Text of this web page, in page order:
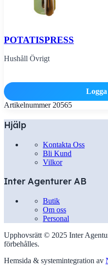
POTATISPRESS
Hushåll Övrigt
Artikelnummer 20565
Hjälp
Kontakta Oss
Bli Kund
Vilkor
Inter Agenturer AB
Butik
Om oss
Personal
Upphovsrätt © 2025 Inter
förbehålles.
Hemsida & systemintegration av